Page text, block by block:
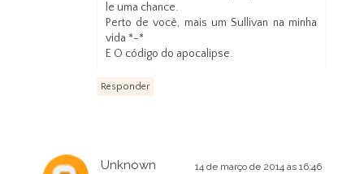
le uma chance.
Perto de você, mais um Sullivan na minha
vida *-*
E O código do apocalipse.
Responder
Unknown 14 de março de 2014 às 16:46